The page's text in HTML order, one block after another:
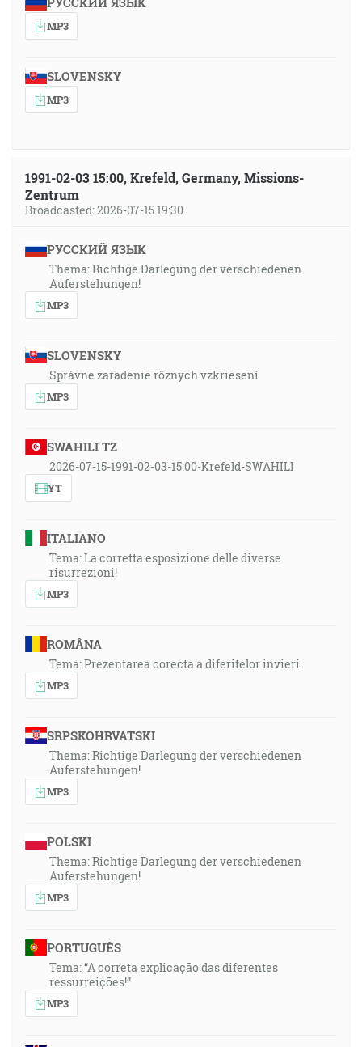
MP3
SLOVENSKY
MP3
1991-02-03 15:00, Krefeld, Germany, Missions-
Zentrum
Broadcasted: 2026-07-15 19:30
РУССКИЙ ЯЗЫК
Thema: Richtige Darlegung der verschiedenen
Auferstehungen!
MP3
SLOVENSKY
Správne zaradenie rôznych vzkriesení
MP3
SWAHILI TZ
2026-07-15-1991-02-03-15:00-Krefeld-SWAHILI
YT
ITALIANO
Tema: La corretta esposizione delle diverse
risurrezioni!
MP3
ROMÂNA
Tema: Prezentarea corecta a diferitelor invieri.
MP3
SRPSKOHRVATSKI
Thema: Richtige Darlegung der verschiedenen
Auferstehungen!
MP3
POLSKI
Thema: Richtige Darlegung der verschiedenen
Auferstehungen!
MP3
PORTUGUÊS
Tema: “A correta explicação das diferentes
ressurreições!”
MP3